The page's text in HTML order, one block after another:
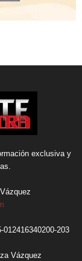
exclusiva y
012416340200-203
Vázquez